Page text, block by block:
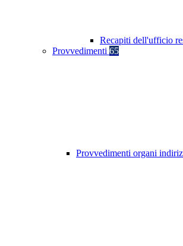
Recapiti dell'ufficio
Provvedimenti 65
Provvedimenti organi